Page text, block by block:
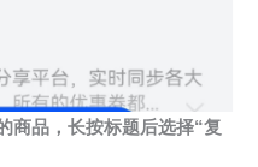
商品，长按标题后选择“复